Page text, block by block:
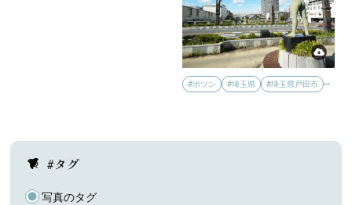
#ポツン #埼玉県 #埼玉県戸田市
#タグ
写真のタグ